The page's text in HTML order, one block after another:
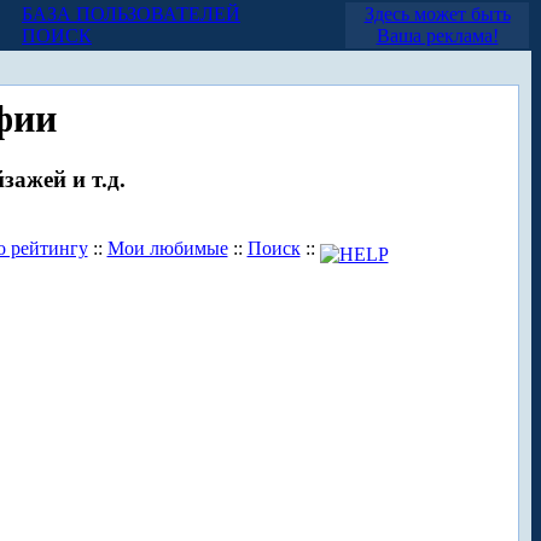
БАЗА ПОЛЬЗОВАТЕЛЕЙ
ПОИСК
Здесь может быть
Ваша реклама!
и т.д.
рейтингу:: Мои любимые:: Поиск::